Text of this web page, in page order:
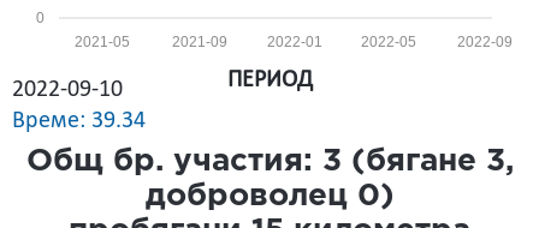
0
2022-09
2022-05
2022-01
2021-09
2021-05
2022-09-10
Време: 39.34
ПЕРИОД
Общ бр. участия: 3 (бягане 3,
доброволец 0)